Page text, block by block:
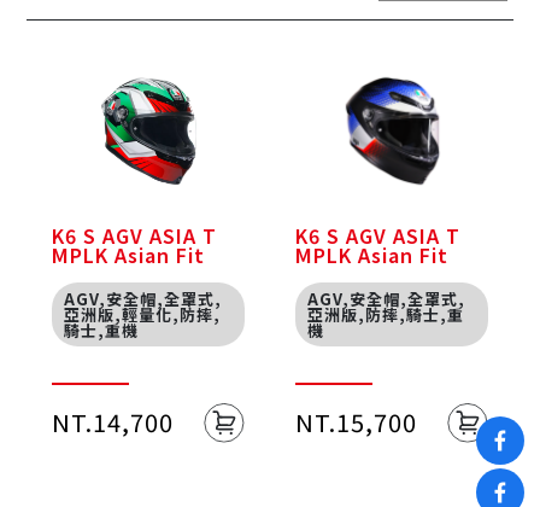
K6 S AGV ASIA T
MPLK Asian Fit
AGV,安全帽,全罩式,
亞洲版,輕量化,防摔,
騎士,重機
NT.14,700
K6 S AGV ASIA T
MPLK Asian Fit
AGV,安全帽,全罩式,
亞洲版,防摔,騎士,重
機
NT.15,700